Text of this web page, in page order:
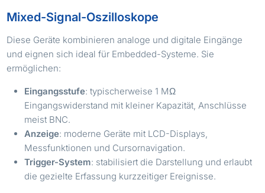
Mixed-Signal-Oszilloskope
Diese Geräte kombinieren analoge und digitale Eingänge
und eignen sich ideal für Embedded-Systeme. Sie
ermöglichen:
Eingangsstufe: typischerweise 1 MΩ
Eingangswiderstand mit kleiner Kapazität, Anschlüsse
meist BNC.
Anzeige: moderne Geräte mit LCD-Displays,
Messfunktionen und Cursornavigation.
Trigger-System: stabilisiert die Darstellung und erlaubt
die gezielte Erfassung kurzzeitiger Ereignisse.